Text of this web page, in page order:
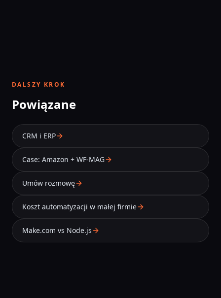
DALSZY KROK
Powiązane
CRM i ERP
Case: Amazon + WF-MAG
Umów rozmowę
Koszt automatyzacji w małej firmie
Make.com vs Node.js